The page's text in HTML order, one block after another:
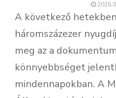
A következő
háromszázezer
meg az a
könnyebbséget
mindennapokban. A